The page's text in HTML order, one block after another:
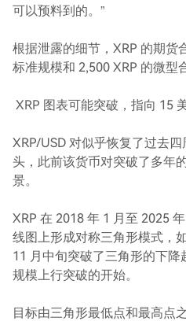
可以预料到的。”
根据泄露的细节，XRP 的期货
标准规模和 2,500 XRP 的微型
XRP 图表可能突破，指向 15
XRP/USD 对似乎恢复了过去
头，此前该货币对突破了多年
景。
XRP 在 2018 年 1 月至 2025
线图上形成对称三角形模式，
11 月中旬突破了三角形的下
规模上行突破的开始。
目标由三角形最低点和最高点